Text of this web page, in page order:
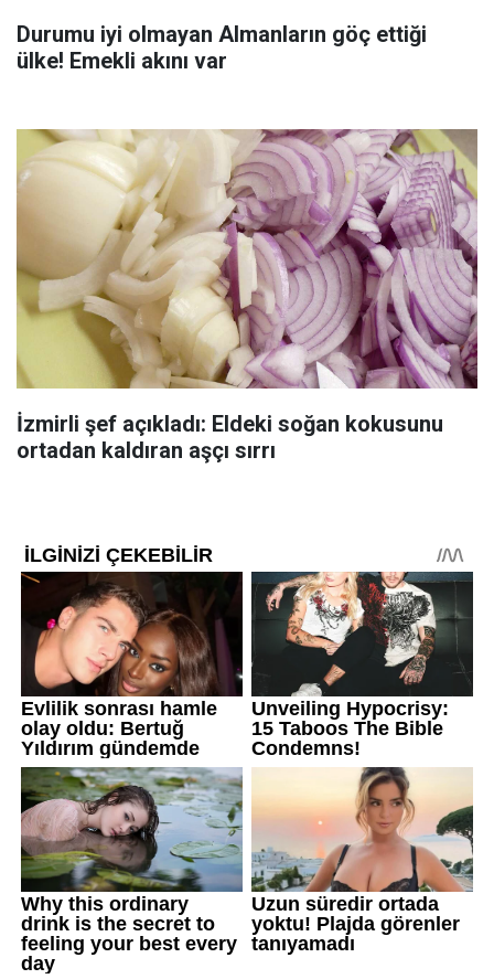
Durumu iyi olmayan Almanların göç ettiği
ülke! Emekli akını var
İzmirli şef açıkladı: Eldeki soğan kokusunu
ortadan kaldıran aşçı sırrı